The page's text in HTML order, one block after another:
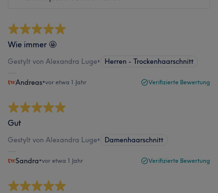
Wie immer 🤩
Gestylt von Alexandra Luge• Herren - Trockenhaarschnitt
Andreas•vor etwa 1 Jahr Verifizierte Bewertung
Gut
Gestylt von Alexandra Luge• Damenhaarschnitt
Sandra•vor etwa 1 Jahr Verifizierte Bewertung